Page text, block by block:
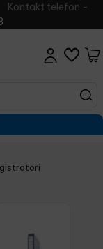
Kontakt telefon -